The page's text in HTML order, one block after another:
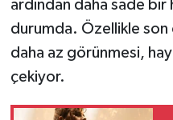
ardından daha sade
durumda. Özellikle
daha az görünmesi,
çekiyor.